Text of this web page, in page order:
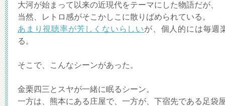
大河が始まって以来の近現代をテーマにした物語だが、
当然、レトロ感がそこかしこに散りばめられている。
あまり視聴率が芳しくないらしいが、個人的には毎週
る。
そこで、こんなシーンがあった。
金栗四三とスヤが一緒に眠るシーン。
一方は、熊本にある庄屋で、一方が、下宿先である足袋